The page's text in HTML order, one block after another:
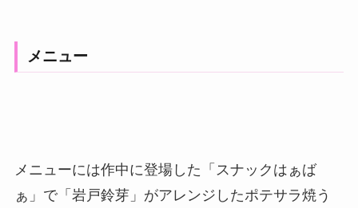
メニュー
メニューには作中に登場した「スナックはぁば
ぁ」で「岩戸鈴芽」がアレンジしたポテサラ焼う